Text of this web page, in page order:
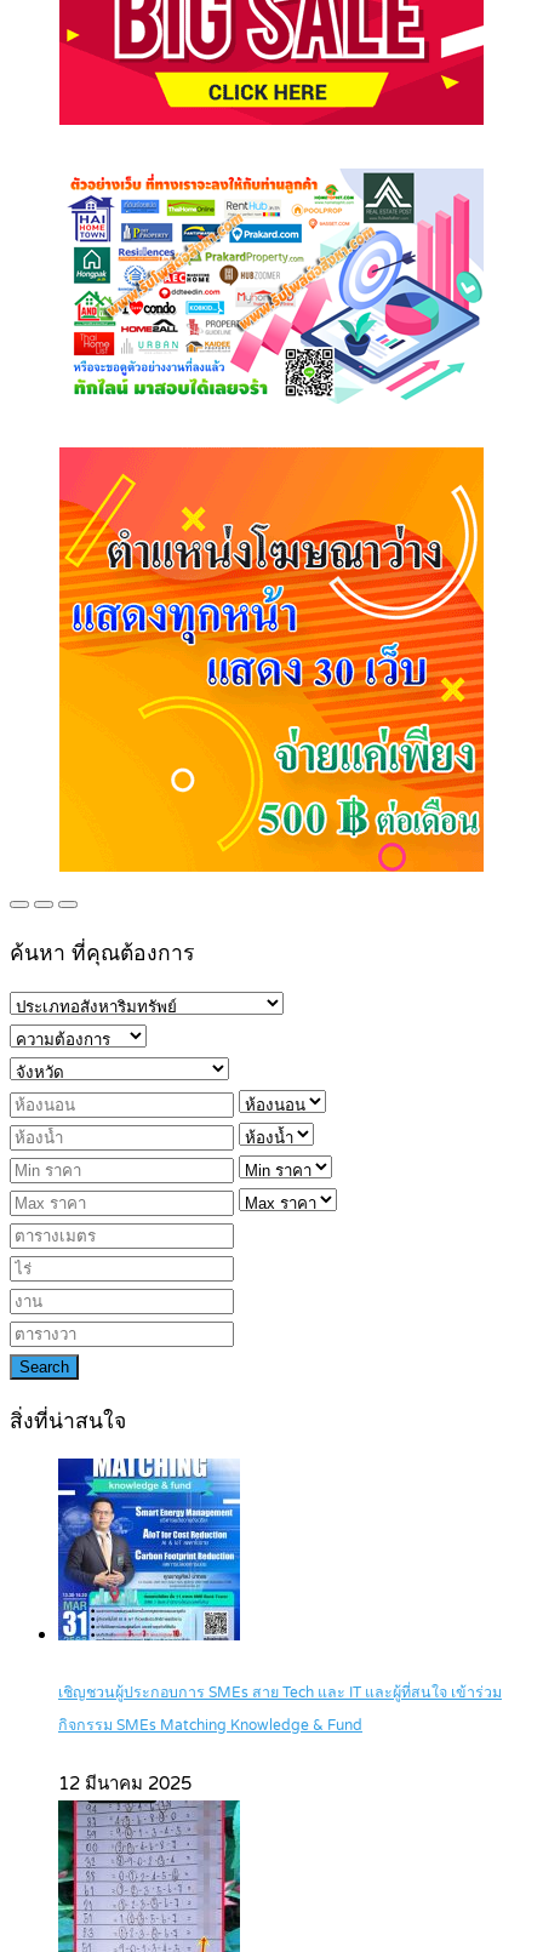
ค้นหา ที่คุณต้องการ
Search
สิ่งที่น่าสนใจ
เชิญชวนผู้ประกอบการ SMEs สาย Tech และ IT และผู้ที่สนใจ เข้าร่วม
กิจกรรม SMEs Matching Knowledge & Fund
12 มีนาคม 2025